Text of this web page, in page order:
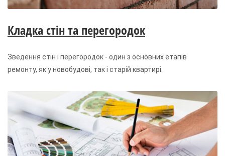
Кладка стін та перегородок
Зведення стін і перегородок - один з основних етапів
ремонту, як у новобудові, так і старій квартирі.